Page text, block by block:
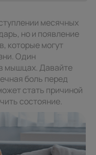
месячных
но и появление
которые могут
Один
мышцах. Давайте
боль перед
стать причиной
состояние.